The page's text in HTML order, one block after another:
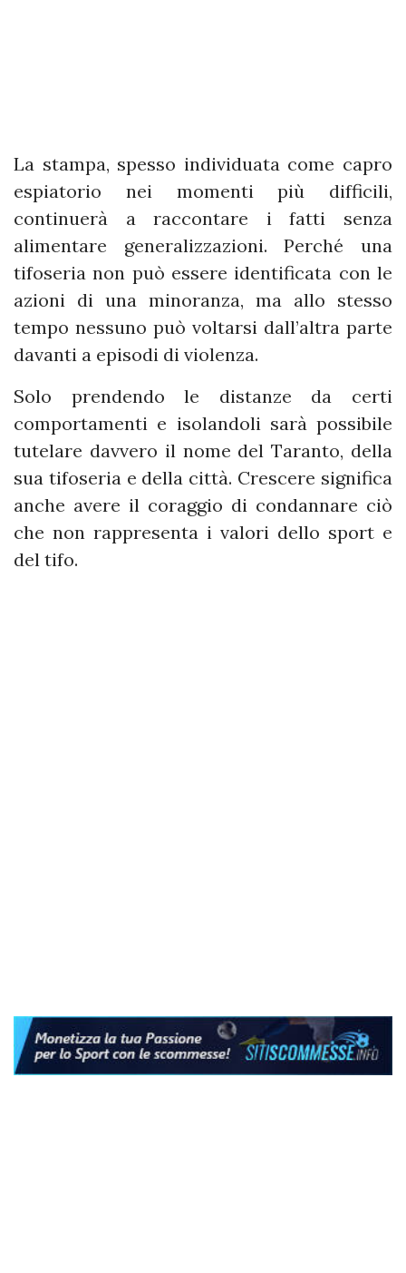
La stampa, spesso individuata come capro
espiatorio nei momenti più difficili,
continuerà a raccontare i fatti senza
alimentare generalizzazioni. Perché una
tifoseria non può essere identificata con le
azioni di una minoranza, ma allo stesso
tempo nessuno può voltarsi dall’altra parte
davanti a episodi di violenza.
Solo prendendo le distanze da certi
comportamenti e isolandoli sarà possibile
tutelare davvero il nome del Taranto, della
sua tifoseria e della città. Crescere significa
anche avere il coraggio di condannare ciò
che non rappresenta i valori dello sport e
del tifo.